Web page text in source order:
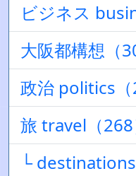
ビジネス
大阪都構想（
政治 politics（
旅 travel（268
└ destinations